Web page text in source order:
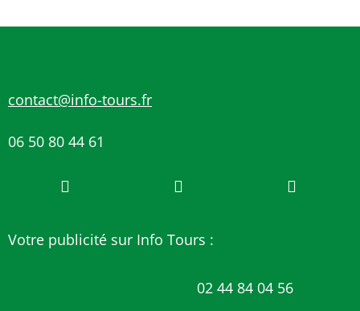
contact@info-tours.fr
06 50 80 44 61
Votre publicité sur Info Tours :
02 44 84 04 56